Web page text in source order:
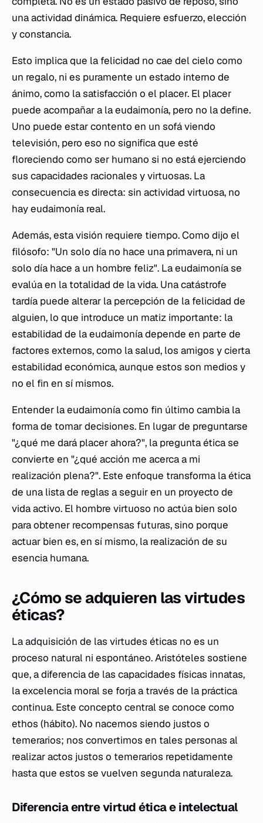
una actividad dinámica. Requiere esfuerzo, elección
y constancia.
Esto implica que la felicidad no cae del cielo como
un regalo, ni es puramente un estado interno de
ánimo, como la satisfacción o el placer. El placer
puede acompañar a la eudaimonía, pero no la define.
Uno puede estar contento en un sofá viendo
televisión, pero eso no significa que esté
floreciendo como ser humano si no está ejerciendo
sus capacidades racionales y virtuosas. La
consecuencia es directa: sin actividad virtuosa, no
hay eudaimonía real.
Además, esta visión requiere tiempo. Como dijo el
filósofo: "Un solo día no hace una primavera, ni un
solo día hace a un hombre feliz". La eudaimonía se
evalúa en la totalidad de la vida. Una catástrofe
tardía puede alterar la percepción de la felicidad de
alguien, lo que introduce un matiz importante: la
estabilidad de la eudaimonía depende en parte de
factores externos, como la salud, los amigos y cierta
estabilidad económica, aunque estos son medios y
no el fin en sí mismos.
Entender la eudaimonía como fin último cambia la
forma de tomar decisiones. En lugar de preguntarse
"¿qué me dará placer ahora?", la pregunta ética se
convierte en "¿qué acción me acerca a mi
realización plena?". Este enfoque transforma la ética
de una lista de reglas a seguir en un proyecto de
vida activo. El hombre virtuoso no actúa bien solo
para obtener recompensas futuras, sino porque
actuar bien es, en sí mismo, la realización de su
esencia humana.
¿Cómo se adquieren las virtudes
éticas?
La adquisición de las virtudes éticas no es un
proceso natural ni espontáneo. Aristóteles sostiene
que, a diferencia de las capacidades físicas innatas,
la excelencia moral se forja a través de la práctica
continua. Este concepto central se conoce como
ethos (hábito). No nacemos siendo justos o
temerarios; nos convertimos en tales personas al
realizar actos justos o temerarios repetidamente
hasta que estos se vuelven segunda naturaleza.
Diferencia entre virtud ética e intelectual